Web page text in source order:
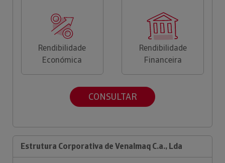
Rendibilidade
Económica
Rendibilidade
Financeira
CONSULTAR
Estrutura Corporativa de Venalmaq C.a., Lda